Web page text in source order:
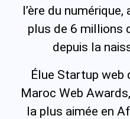
l’ère du
plus de 6 millions
depuis la
Élue Startup web
Maroc Web
la plus aimée en